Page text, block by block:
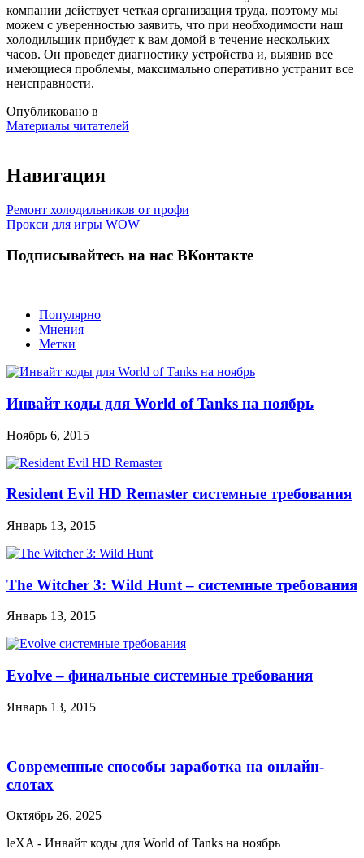
компании действует четкая организация труда, поэтому мы
можем с уверенностью заявить, что при необходимости наш
холодильщик прибудет к вам домой в течение нескольких
часов. Он проведет диагностику устройства и, выявив все
имеющиеся проблемы, максимально оперативно устранит все
неисправности.
Опубликовано в
Материалы читателей
Навигация
Ремонт холодильников от профи
Прокси для игры WOW
Подписывайтесь на нас ВКонтакте
Популярно
Мнения
Метки
Инвайт коды для World of Tanks на ноябрь
Ноябрь 6, 2015
Resident Evil HD Remaster системные требования
Январь 13, 2015
The Witcher 3: Wild Hunt – системные требования
Январь 13, 2015
Evolve – финальные системные требования
Январь 13, 2015
Современные способы заработка на онлайн-
слотах
Октябрь 26, 2025
leXA - Инвайт коды для World of Tanks на ноябрь